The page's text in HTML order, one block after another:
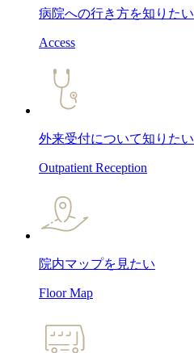
病院への行き方を知りたい
Access
外来受付について知りたい
Outpatient Reception
院内マップを見たい
Floor Map